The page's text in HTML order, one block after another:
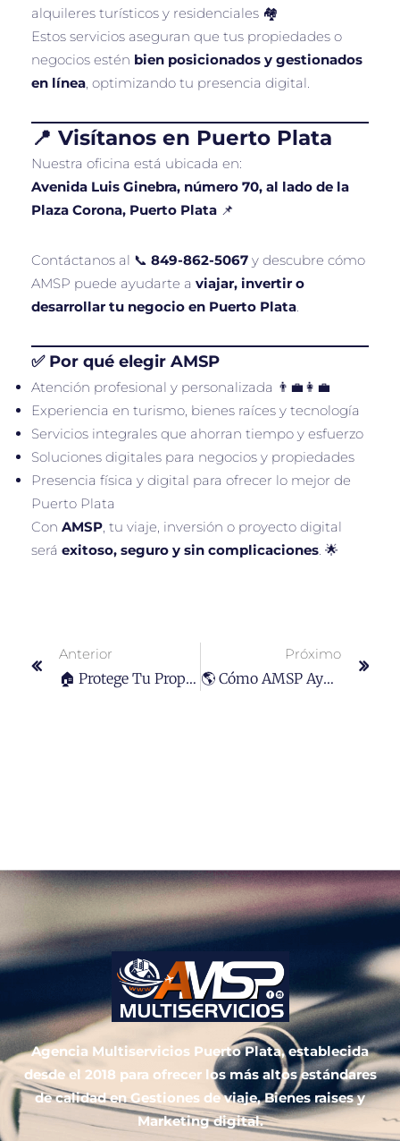
alquileres turísticos y residenciales 🏘️
Estos servicios aseguran que tus propiedades o
negocios estén bien posicionados y gestionados
en línea, optimizando tu presencia digital.
📍 Visítanos en Puerto Plata
Nuestra oficina está ubicada en:
Avenida Luis Ginebra, número 70, al lado de la
Plaza Corona, Puerto Plata 📌
Contáctanos al 📞 849-862-5067 y descubre cómo
AMSP puede ayudarte a viajar, invertir o
desarrollar tu negocio en Puerto Plata.
✅ Por qué elegir AMSP
Atención profesional y personalizada 👨‍💼👩‍💼
Experiencia en turismo, bienes raíces y tecnología
Servicios integrales que ahorran tiempo y esfuerzo
Soluciones digitales para negocios y propiedades
Presencia física y digital para ofrecer lo mejor de
Puerto Plata
Con AMSP, tu viaje, inversión o proyecto digital
será exitoso, seguro y sin complicaciones. 🌟
Anterior
🏠 Protege Tu Propiedad Con Seguro De Vivienda En Puerto Plata
Próximo
🌎 Cómo AMSP Ayuda A Extranjeros E Inversores A Comprar Y Rentar Propiedades En Puerto Plata 🏡✨
Agencia Multiservicios Puerto Plata, establecida
desde el 2018 para ofrecer los más altos estándares
de calidad en Gestiones de viaje, Bienes raises y
Marketing digital.